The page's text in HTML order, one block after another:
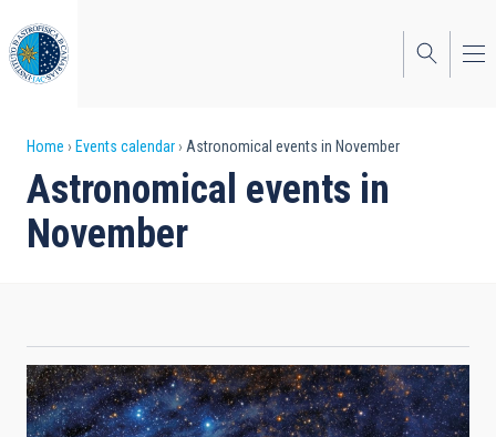
to
main
content
Breadcrumb
Home Events calendar Astronomical events in November
Astronomical events in
November